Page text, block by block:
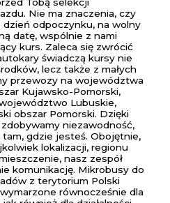
Nie ma znaczenia, czy
odpoczynku, na wolny
datę, wspólnie z nami
kurs. Zaleca się zwrócić
świadczą kursy nie
lecz także z małych
przewozy na województwa
Kujawsko-Pomorski,
Lubuskie,
obszar Pomorski. Dzięki
niezawodność,
gdzie jesteś. Obojętnie,
lokalizacji, regionu
nasz zespół
komunikację. Mikrobusy do
z terytorium Polski
równocześnie dla